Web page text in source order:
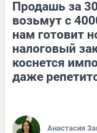
Продашь за
возьмут с
нам готовит
налоговый
коснется
даже
Анастасия